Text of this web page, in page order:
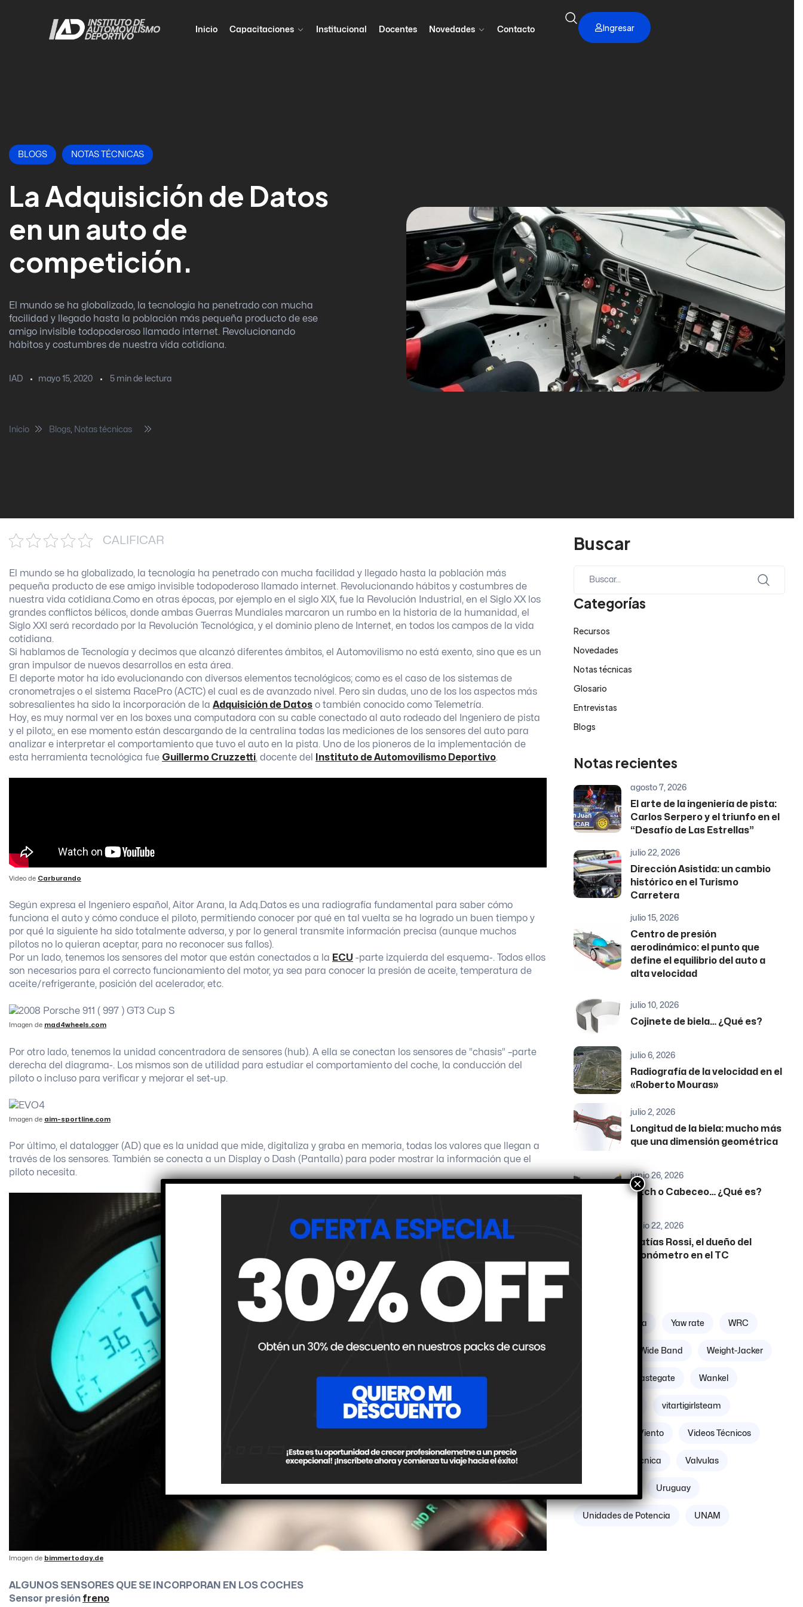
Inicio Capacitaciones Institucional Docentes Novedades Contacto Ingresar
BLOGS NOTAS TÉCNICAS
La Adquisición de Datos
en un auto de
competición.
El mundo se ha globalizado, la tecnología ha penetrado con mucha
facilidad y llegado hasta la población más pequeña producto de ese
amigo invisible todopoderoso llamado internet. Revolucionando
hábitos y costumbres de nuestra vida cotidiana.
IAD mayo 15, 2020 5 min de lectura
Inicio Blogs Notas técnicas
CALIFICAR
El mundo se ha globalizado, la tecnología ha penetrado con mucha facilidad y llegado hasta la población más
pequeña producto de ese amigo invisible todopoderoso llamado internet. Revolucionando hábitos y costumbres de
nuestra vida cotidiana.Como en otras épocas, por ejemplo en el siglo XIX, fue la Revolución Industrial, en el Siglo XX los
grandes conflictos bélicos, donde ambas Guerras Mundiales marcaron un rumbo en la historia de la humanidad, el
Siglo XXI será recordado por la Revolución Tecnológica, y el dominio pleno de Internet, en todos los campos de la vida
cotidiana.
Si hablamos de Tecnología y decimos que alcanzó diferentes ámbitos, el Automovilismo no está exento, sino que es un
gran impulsor de nuevos desarrollos en esta área.
El deporte motor ha ido evolucionando con diversos elementos tecnológicos; como es el caso de los sistemas de
cronometrajes o el sistema RacePro (ACTC) el cual es de avanzado nivel. Pero sin dudas, uno de los los aspectos más
sobresalientes ha sido la incorporación de la Adquisición de Datos o también conocido como Telemetría.
Hoy, es muy normal ver en los boxes una computadora con su cable conectado al auto rodeado del Ingeniero de pista
y el piloto;, en ese momento están descargando de la centralina todas las mediciones de los sensores del auto para
analizar e interpretar el comportamiento que tuvo el auto en la pista. Uno de los pioneros de la implementación de
esta herramienta tecnológica fue Guillermo Cruzzetti, docente del Instituto de Automovilismo Deportivo.
Video de Carburando
Según expresa el Ingeniero español, Aitor Arana, la Adq.Datos es una radiografía fundamental para saber cómo
funciona el auto y cómo conduce el piloto, permitiendo conocer por qué en tal vuelta se ha logrado un buen tiempo y
por qué la siguiente ha sido totalmente adversa, y por lo general transmite información precisa (aunque muchos
pilotos no lo quieran aceptar, para no reconocer sus fallos).
Por un lado, tenemos los sensores del motor que están conectados a la ECU -parte izquierda del esquema-. Todos ellos
son necesarios para el correcto funcionamiento del motor, ya sea para conocer la presión de aceite, temperatura de
aceite/refrigerante, posición del acelerador, etc.
Imagen de mad4wheels.com
Por otro lado, tenemos la unidad concentradora de sensores (hub). A ella se conectan los sensores de “chasis” –parte
derecha del diagrama-. Los mismos son de utilidad para estudiar el comportamiento del coche, la conducción del
piloto o incluso para verificar y mejorar el set-up.
Imagen de aim-sportline.com
Por último, el datalogger (AD) que es la unidad que mide, digitaliza y graba en memoria, todas los valores que llegan a
través de los sensores. También se conecta a un Display o Dash (Pantalla) para poder mostrar la información que el
piloto necesita.
Imagen de bimmertoday.de
ALGUNOS SENSORES QUE SE INCORPORAN EN LOS COCHES
Sensor presión freno
Buscar
Categorías
Recursos
Novedades
Notas técnicas
Glosario
Entrevistas
Blogs
Notas recientes
agosto 7, 2026
El arte de la ingeniería de pista:
Carlos Serpero y el triunfo en el
“Desafío de Las Estrellas”
julio 22, 2026
Dirección Asistida: un cambio
histórico en el Turismo
Carretera
julio 15, 2026
Centro de presión
aerodinámico: el punto que
define el equilibrio del auto a
alta velocidad
julio 10, 2026
Cojinete de biela… ¿Qué es?
julio 6, 2026
Radiografía de la velocidad en el
«Roberto Mouras»
julio 2, 2026
Longitud de la biela: mucho más
que una dimensión geométrica
junio 26, 2026
Pitch o Cabeceo… ¿Qué es?
junio 22, 2026
Matías Rossi, el dueño del
cronómetro en el TC
Zona geográfica Yaw rate WRC
Wide Band Weight-Jacker
Wastegate Wankel
vitartigirlsteam
Viento Videos Técnicos
Verificación Técnica Valvulas
Uruguay
Unidades de Potencia UNAM
×